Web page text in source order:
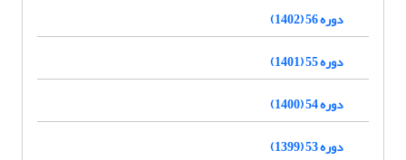
دوره 56 (1402)
دوره 55 (1401)
دوره 54 (1400)
دوره 53 (1399)